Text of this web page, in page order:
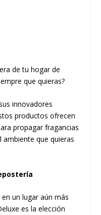
de tu hogar de
que quieras?
innovadores
productos ofrecen
propagar fragancias
que quieras
un lugar aún más
es la elección